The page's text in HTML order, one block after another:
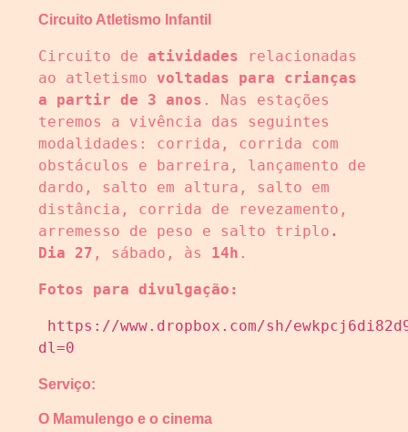
Circuito Atletismo Infantil
Circuito de atividades relacionadas
ao atletismo voltadas para crianças
a partir de 3 anos . Nas estações
teremos a vivência das seguintes
modalidades: corrida, corrida com
obstáculos e barreira, lançamento de
dardo, salto em altura, salto em
distância, corrida de revezamento,
arremesso de peso e salto triplo .
Dia 27 , sábado, às 14h .
Fotos para divulgação:
https://www.dropbox.com/sh/
dl=0
Serviço:
O Mamulengo e o cinema